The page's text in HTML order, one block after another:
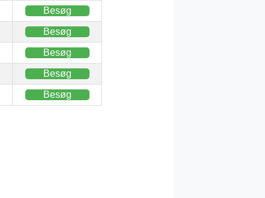
Besøg
Besøg
Besøg
Besøg
Besøg